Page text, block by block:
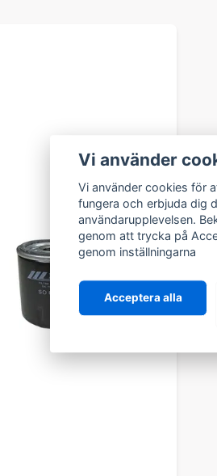
PC45-1E,
PC60-7,
PC78MR-6, PC78US
PC130-5, PC130-6K,
Vi använder
Vi använder cookies för
fungera och erbjuda dig
användarupplevelsen.
genom att trycka på
genom inställningarna
Acceptera alla